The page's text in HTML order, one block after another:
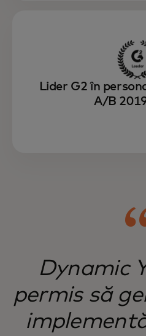
Lider G2 în
A/B
Dynamic
permis să